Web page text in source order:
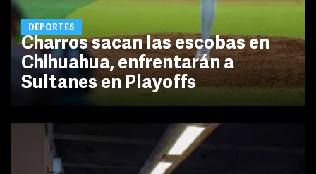
DEPORTES
Charros sacan las escobas en
Chihuahua, enfrentarán a
Sultanes en Playoffs